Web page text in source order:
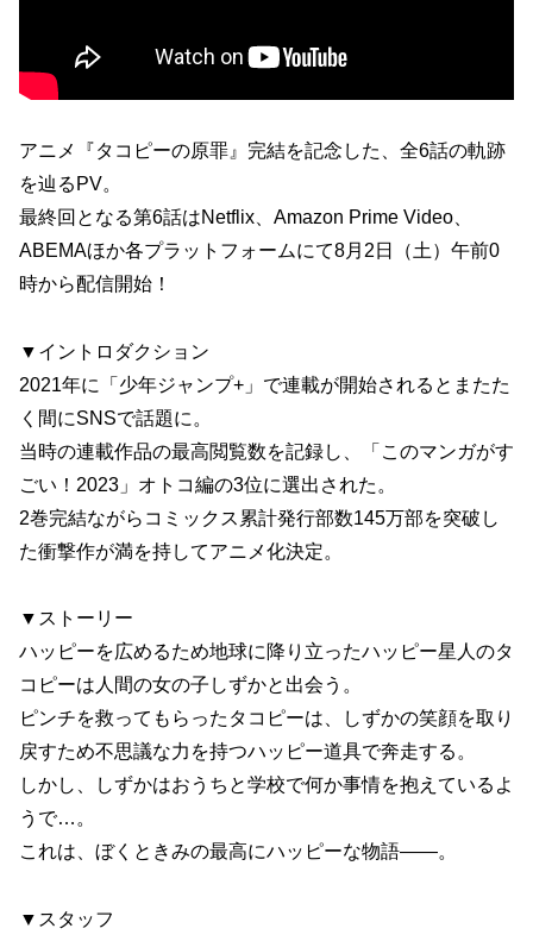
アニメ『タコピーの原罪』完結を記念した、全6話の軌跡
を辿るPV。
最終回となる第6話はNetflix、Amazon Prime Video、
ABEMAほか各プラットフォームにて8月2日（土）午前0
時から配信開始！
▼イントロダクション
2021年に「少年ジャンプ+」で連載が開始されるとまたた
く間にSNSで話題に。
当時の連載作品の最高閲覧数を記録し、「このマンガがす
ごい！2023」オトコ編の3位に選出された。
2巻完結ながらコミックス累計発行部数145万部を突破し
た衝撃作が満を持してアニメ化決定。
▼ストーリー
ハッピーを広めるため地球に降り立ったハッピー星人のタ
コピーは人間の女の子しずかと出会う。
ピンチを救ってもらったタコピーは、しずかの笑顔を取り
戻すため不思議な力を持つハッピー道具で奔走する。
しかし、しずかはおうちと学校で何か事情を抱えているよ
うで…。
これは、ぼくときみの最高にハッピーな物語――。
▼スタッフ